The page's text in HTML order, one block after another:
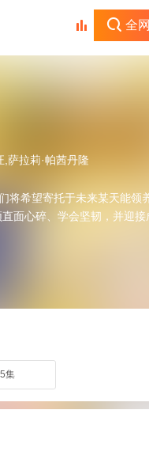
全
,萨拉莉·帕茜丹隆
希望寄托于未来某天能
面心碎、学会坚韧，并迎
集